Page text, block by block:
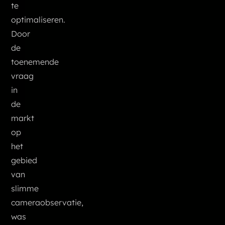
te
optimaliseren.
Door
de
toenemende
vraag
in
de
markt
op
het
gebied
van
slimme
cameraobservatie,
was